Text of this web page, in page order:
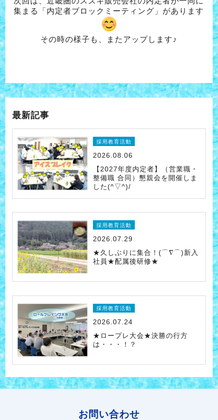
集まる「内定者ブロックミーティング」があります
その時の様子も、またアップします♪
最新記事
採用教育活動
2026.08.06
【2027年度内定者】（営業職・
整備職 合同）懇親会を開催しま
した(^▽^)/
採用教育活動
2026.07.29
★久しぶりに集合！(⌒∇⌒)新入
社員★配属後研修★
採用教育活動
2026.07.24
★ロープレ大会★決勝の行方
は・・・！？
お問い合わせ